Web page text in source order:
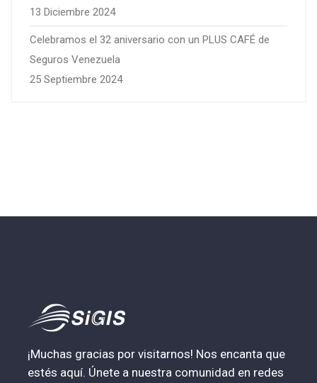
13 Diciembre 2024
Celebramos el 32 aniversario con un PLUS CAFÉ de
Seguros Venezuela
25 Septiembre 2024
¡Muchas gracias por visitarnos! Nos encanta que
estés aquí. Únete a nuestra comunidad en redes